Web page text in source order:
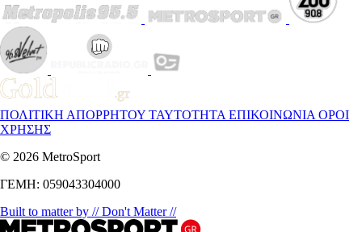
ΠΟΛΙΤΙΚΗ ΑΠΟΡΡΗΤΟΥ ΤΑΥΤΟΤΗΤΑ ΕΠΙΚΟΙΝΩΝΙΑ ΟΡΟΙ
ΧΡΗΣΗΣ
© 2026 MetroSport
ΓΕΜΗ: 059043304000
Built to matter by // Don't Matter //